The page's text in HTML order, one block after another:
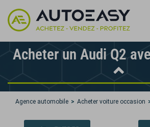
Acheter un Audi Q2
Agence automobile Acheter voiture occasion